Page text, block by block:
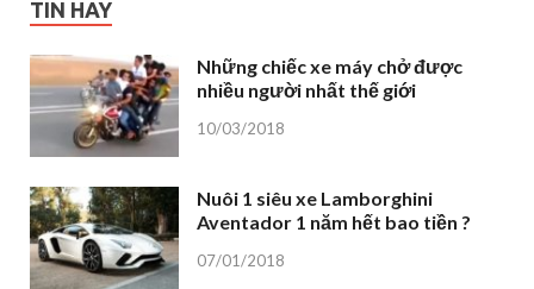
TIN HAY
Những chiếc xe máy chở được
nhiều người nhất thế giới
10/03/2018
Nuôi 1 siêu xe Lamborghini
Aventador 1 năm hết bao tiền ?
07/01/2018